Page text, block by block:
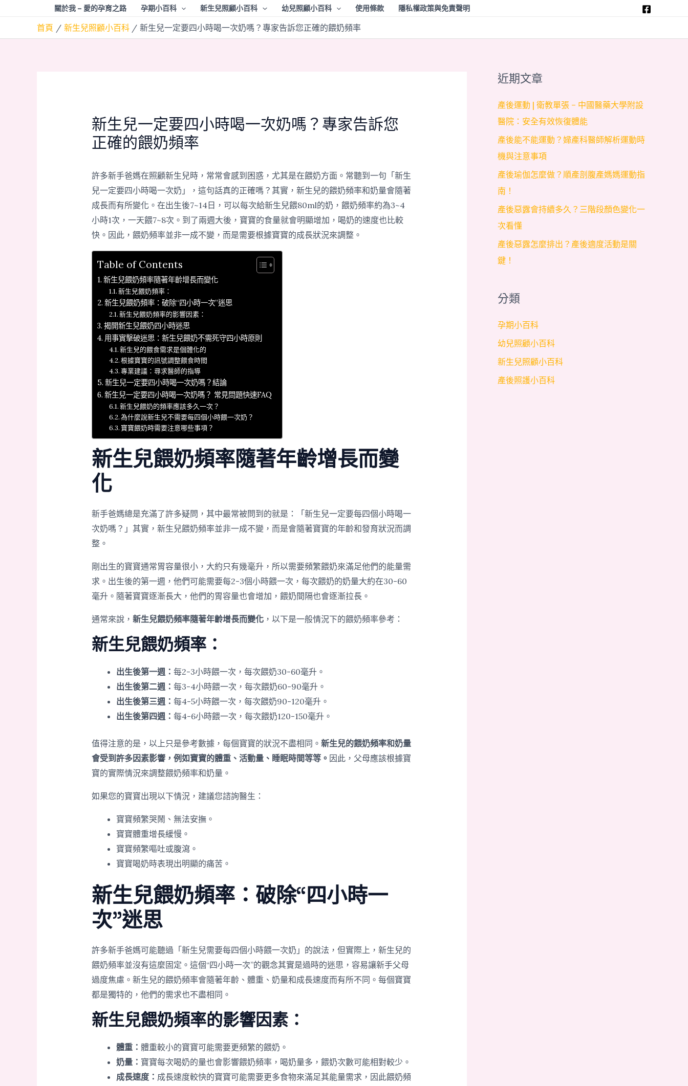
主
關於我 – 愛的孕育之路 孕期小百科 新生兒照顧小百科 幼兒照顧小百科 使用條款 隱私權政策與免責聲明
首頁 新生兒照顧小百科 新生兒一定要四小時喝一次奶嗎？專家告訴您正確的餵奶頻率
新生兒一定要四小時喝一次奶嗎？專家告訴您
正確的餵奶頻率
許多新手爸媽在照顧新生兒時，常常會感到困惑，尤其是在餵奶方面。常聽到一句「新生
兒一定要四小時喝一次奶」，這句話真的正確嗎？其實，新生兒的餵奶頻率和奶量會隨著
成長而有所變化。在出生後7~14日，可以每次給新生兒餵80ml的奶，餵奶頻率約為3~4
小時1次，一天餵7~8次。到了兩週大後，寶寶的食量就會明顯增加，喝奶的速度也比較
快。因此，餵奶頻率並非一成不變，而是需要根據寶寶的成長狀況來調整。
Table of Contents
新生兒餵奶頻率隨著年齡增長而變化
新生兒餵奶頻率：
新生兒餵奶頻率：破除“四小時一次”迷思
新生兒餵奶頻率的影響因素：
揭開新生兒餵奶四小時迷思
用事實擊破迷思：新生兒餵奶不需死守四小時原則
新生兒的餵食需求是個體化的
根據寶寶的訊號調整餵食時間
專業建議：尋求醫師的指導
新生兒一定要四小時喝一次奶嗎？結論
新生兒一定要四小時喝一次奶嗎？ 常見問題快速FAQ
新生兒餵奶的頻率應該多久一次？
為什麼說新生兒不需要每四個小時餵一次奶？
寶寶餵奶時需要注意哪些事項？
新生兒餵奶頻率隨著年齡增長而變
化
新手爸媽總是充滿了許多疑問，其中最常被問到的就是：「新生兒一定要每四個小時喝一
次奶嗎？」其實，新生兒餵奶頻率並非一成不變，而是會隨著寶寶的年齡和發育狀況而調
整。
剛出生的寶寶通常胃容量很小，大約只有幾毫升，所以需要頻繁餵奶來滿足他們的能量需
求。出生後的第一週，他們可能需要每2-3個小時餵一次，每次餵奶的奶量大約在30-60
毫升。隨著寶寶逐漸長大，他們的胃容量也會增加，餵奶間隔也會逐漸拉長。
通常來說， 新生兒餵奶頻率隨著年齡增長而變化，以下是一般情況下的餵奶頻率參考：
新生兒餵奶頻率：
出生後第一週： 每2-3小時餵一次，每次餵奶30-60毫升。
出生後第二週： 每3-4小時餵一次，每次餵奶60-90毫升。
出生後第三週： 每4-5小時餵一次，每次餵奶90-120毫升。
出生後第四週： 每4-6小時餵一次，每次餵奶120-150毫升。
值得注意的是，以上只是參考數據，每個寶寶的狀況不盡相同。 新生兒的餵奶頻率和奶量
會受到許多因素影響，例如寶寶的體重、活動量、睡眠時間等等。 因此，父母應該根據寶
寶的實際情況來調整餵奶頻率和奶量。
如果您的寶寶出現以下情況，建議您諮詢醫生：
寶寶頻繁哭鬧、無法安撫。
寶寶體重增長緩慢。
寶寶頻繁嘔吐或腹瀉。
寶寶喝奶時表現出明顯的痛苦。
新生兒餵奶頻率：破除“四小時一
次”迷思
許多新手爸媽可能聽過「新生兒需要每四個小時餵一次奶」的說法，但實際上，新生兒的
餵奶頻率並沒有這麼固定。這個“四小時一次”的觀念其實是過時的迷思，容易讓新手父母
過度焦慮。新生兒的餵奶頻率會隨著年齡、體重、奶量和成長速度而有所不同。每個寶寶
都是獨特的，他們的需求也不盡相同。
新生兒餵奶頻率的影響因素：
體重： 體重較小的寶寶可能需要更頻繁的餵奶。
奶量： 寶寶每次喝奶的量也會影響餵奶頻率，喝奶量多，餵奶次數可能相對較少。
成長速度： 成長速度較快的寶寶可能需要更多食物來滿足其能量需求，因此餵奶頻
近期文章
產後運動 | 衛教單張 – 中國醫藥大學附設
醫院：安全有效恢復體能
產後能不能運動？婦產科醫師解析運動時
機與注意事項
產後瑜伽怎麼做？順產剖腹產媽媽運動指
南！
產後惡露會持續多久？三階段顏色變化一
次看懂
產後惡露怎麼排出？產後適度活動是關
鍵！
分類
孕期小百科
幼兒照顧小百科
新生兒照顧小百科
產後照護小百科